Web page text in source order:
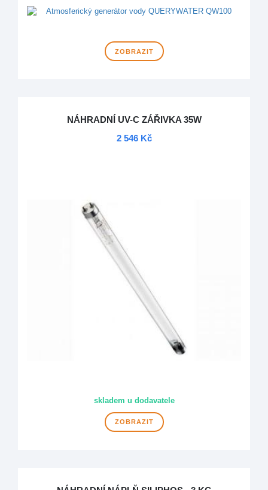
ZOBRAZIT
NÁHRADNÍ UV-C ZÁŘIVKA 35W
2 546 Kč
skladem u dodavatele
ZOBRAZIT